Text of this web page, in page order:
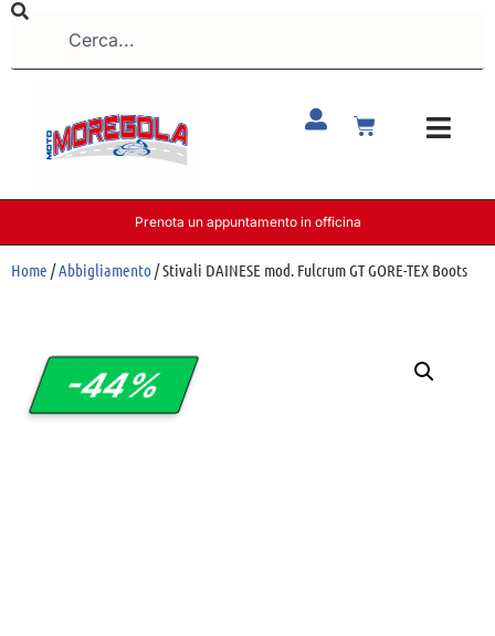
Prenota un appuntamento in officina
Home /Abbigliamento / Stivali DAINESE mod. Fulcrum GT GORE-TEX Boots
-44%